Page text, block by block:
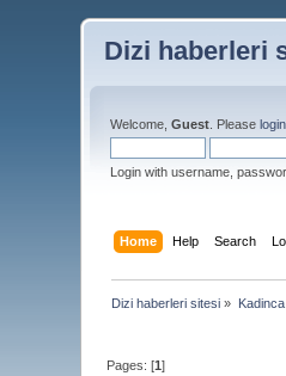
Dizi haberleri
Welcome,Guest . Pleaselogin
Login with username,
Home Help Search
Dizi haberleri sitesi » Kadinca
Pages: [1]